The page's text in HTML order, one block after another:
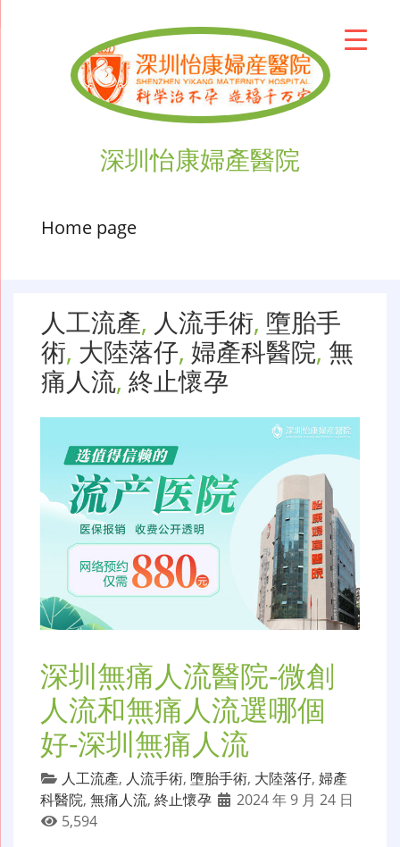
深圳怡康婦產醫院
Home page
人工流產, 人流手術, 墮胎手
術, 大陸落仔, 婦產科醫院, 無
痛人流, 終止懷孕
深圳無痛人流醫院-微創
人流和無痛人流選哪個
好-深圳無痛人流
人工流產, 人流手術, 墮胎手術, 大陸落仔, 婦產
科醫院, 無痛人流, 終止懷孕
2024 年 9 月 24 日
5,594